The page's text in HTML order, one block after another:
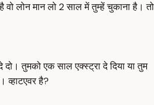
वो लोन मान लो 2 साल में तुम्हें चुकाना है। तो
तुमको एक साल एक्स्ट्रा दे दिया या तुम
व्हाटएवर है?